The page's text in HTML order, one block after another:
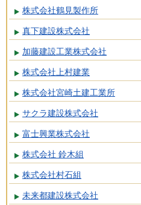
株式会社鶴見製作所
真下建設株式会社
加藤建設工業株式会社
株式会社上村建業
株式会社宮崎土建工業所
サクラ建設株式会社
富士興業株式会社
株式会社 鈴木組
株式会社村石組
未来都建設株式会社